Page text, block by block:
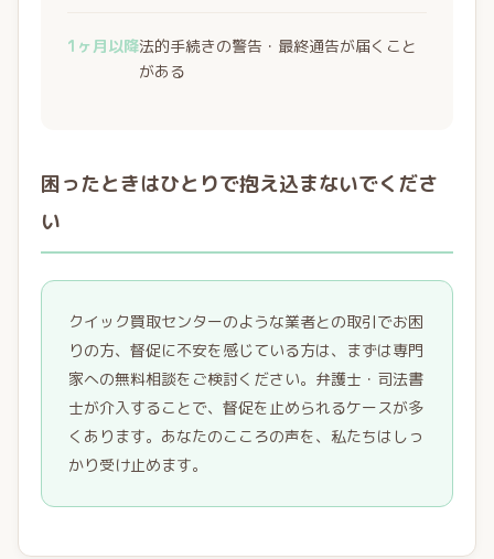
1ヶ月以降法的手続きの警告・最終通告が届くこと
がある
困ったときはひとりで抱え込まないでくださ
い
クイック買取センターのような業者との取引でお困
りの方、督促に不安を感じている方は、まずは専門
家への無料相談をご検討ください。弁護士・司法書
士が介入することで、督促を止められるケースが多
くあります。あなたのこころの声を、私たちはしっ
かり受け止めます。